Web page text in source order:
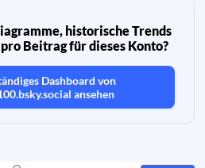
historische Trends
Beitrag für dieses Konto?
Dashboard von
ansehen